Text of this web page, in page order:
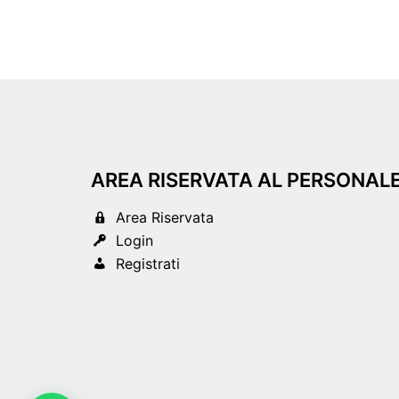
AREA RISERVATA AL
Area Riservata
Login
Registrati